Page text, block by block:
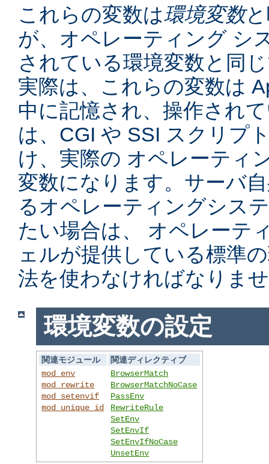
これらの変数は環境変数
が、オペレーティング シ
されている環境変数と同
実際は、これらの変数は
中に記憶され、操作され
は、CGI や SSI スクリプ
け、実際の オペレーティ
変数になります。サーバ
るオペレーティングシス
たい場合は、 オペレーテ
ェルが提供している標準
法を使わなければなりま
環境変数の設定
関連モジュール
関連ディレクティブ
mod_env
mod_rewrite
mod_setenvif
mod_unique_id
BrowserMatch
BrowserMatchNoCase
PassEnv
RewriteRule
SetEnv
SetEnvIf
SetEnvIfNoCase
UnsetEnv